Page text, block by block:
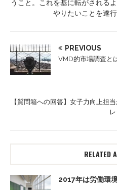
うこと。これを基に転がされる
やりたいことを遂
PREVIOUS
VMD的市場調査と
【質問箱への回答】女子力向上担
RELATED
2017年は労働環